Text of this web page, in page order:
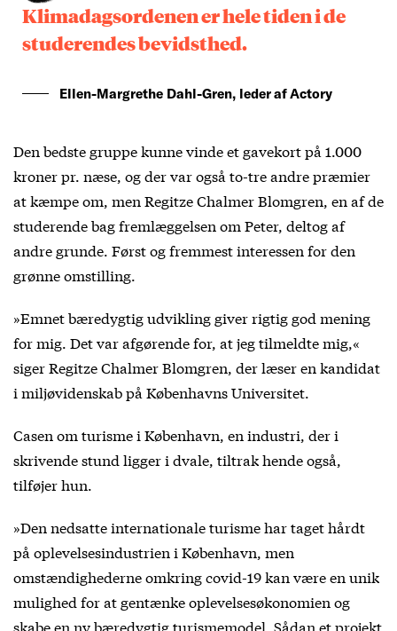
Klimadagsordenen er hele tiden i de
studerendes bevidsthed.
Ellen-Margrethe Dahl-Gren, leder af Actory
Den bedste gruppe kunne vinde et gavekort på 1.000
kroner pr. næse, og der var også to-tre andre præmier
at kæmpe om, men Regitze Chalmer Blomgren, en af de
studerende bag fremlæggelsen om Peter, deltog af
andre grunde. Først og fremmest interessen for den
grønne omstilling.
»Emnet bæredygtig udvikling giver rigtig god mening
for mig. Det var afgørende for, at jeg tilmeldte mig,«
siger Regitze Chalmer Blomgren, der læser en kandidat
i miljøvidenskab på Københavns Universitet.
Casen om turisme i København, en industri, der i
skrivende stund ligger i dvale, tiltrak hende også,
tilføjer hun.
»Den nedsatte internationale turisme har taget hårdt
på oplevelsesindustrien i København, men
omstændighederne omkring covid-19 kan være en unik
mulighed for at gentænke oplevelsesøkonomien og
skabe en ny bæredygtig turismemodel. Sådan et projekt